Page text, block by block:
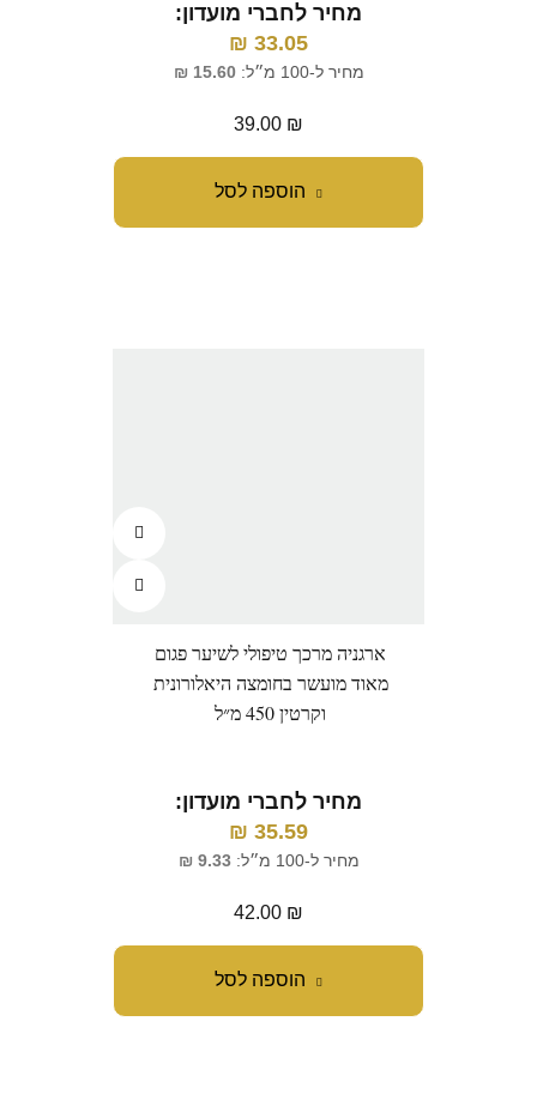
הוספה לסל
מחיר לחברי מועדון:
33.05
₪
מחיר ל-100 מ״ל: 15.60
₪
39.00 ₪
הוספה לסל
ארגניה מרכך טיפולי לשיער פגום
מאוד מועשר בחומצה היאלורונית
וקרטין 450 מ״ל
מחיר לחברי מועדון:
35.59
₪
מחיר ל-100 מ״ל: 9.33
₪
42.00 ₪